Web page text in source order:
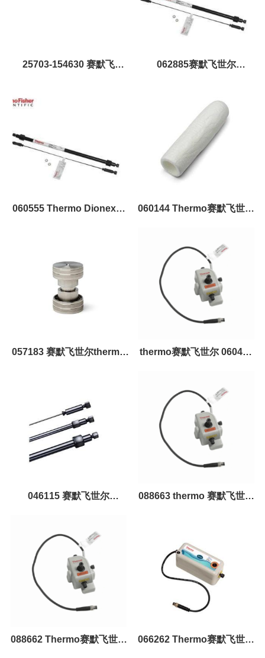
25703-154630 赛默飞 062885赛默飞世尔
色谱柱 AS19 阴离子分析
柱,4X250MM
060555 Thermo Dionex™
柱,2X50MM
060144 Thermo赛默飞世尔
Dionex™ CarboPac PA20
离子色谱柱
057183 赛默飞世尔thermo
Dionex™ CarboPacIC 色谱
柱
thermo赛默飞世尔 060477
阳离子捕获柱
046115 赛默飞世尔
IC 色谱柱 PA10 糖柱保护
柱,4X50MM
088663 thermo 赛默飞世尔
捕获柱 600型阳离子捕获柱-
耐高压型
088662 Thermo赛默飞世尔 066262 Thermo赛默飞世尔